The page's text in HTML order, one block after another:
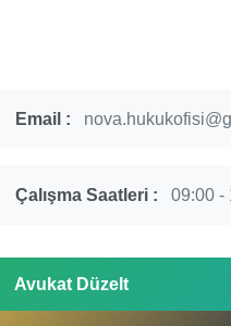
Email :
Çalışma Saatleri : 09:00 -
Avukat Düzelt